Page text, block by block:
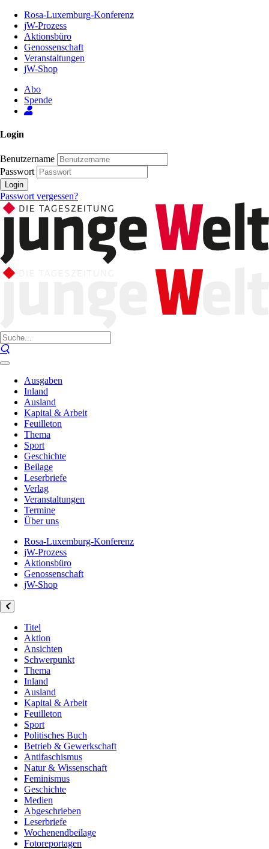
Inhalt
Seite
Rosa-Luxemburg-Konferenz
jW-Prozess
Aktionsbüro
Genossenschaft
Veranstaltungen
jW-Shop
Abo
Spende
Login
Benutzername
Passwort
Login
Passwort vergessen?
Ausgaben
Inland
Ausland
Kapital & Arbeit
Feuilleton
Thema
Sport
Geschichte
Beilage
Leserbriefe
Verlag
Veranstaltungen
Termine
Über uns
Rosa-Luxemburg-Konferenz
jW-Prozess
Aktionsbüro
Genossenschaft
jW-Shop
Titel
Aktion
Ansichten
Schwerpunkt
Thema
Inland
Ausland
Kapital & Arbeit
Feuilleton
Sport
Politisches Buch
Betrieb & Gewerkschaft
Antifaschismus
Natur & Wissenschaft
Feminismus
Geschichte
Medien
Abgeschrieben
Leserbriefe
Wochenendbeilage
Fotoreportagen